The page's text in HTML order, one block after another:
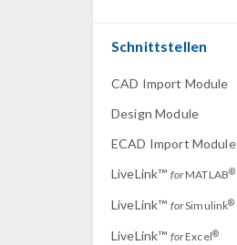
Schnittstellen
CAD Import Module
Design Module
ECAD Import Module
LiveLink™ forMATLAB®
LiveLink™ forSimulink®
LiveLink™ forExcel®